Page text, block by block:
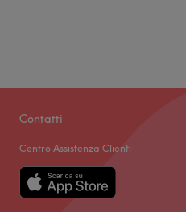
Contatti
Centro Assistenza Clienti